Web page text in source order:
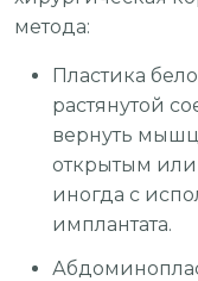
метода:
Пластика
растянутой
вернуть
открытым
иногда с
имплантата.